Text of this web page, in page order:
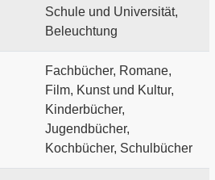
Schule und Universität,
Beleuchtung
Fachbücher, Romane,
Film, Kunst und Kultur,
Kinderbücher,
Jugendbücher,
Kochbücher, Schulbücher